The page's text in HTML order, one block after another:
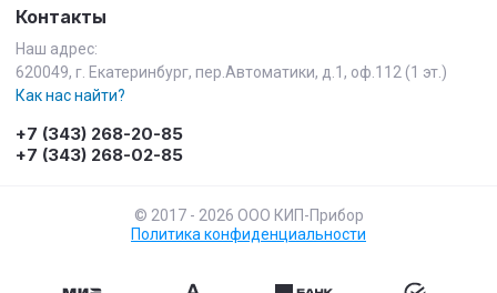
Контакты
Наш адрес:
620049, г. Екатеринбург, пер.Автоматики, д.1, оф.112 (1 эт.)
Как нас найти?
+7 (343) 268-20-85
+7 (343) 268-02-85
© 2017 - 2026 ООО КИП-Прибор
Политика конфиденциальности